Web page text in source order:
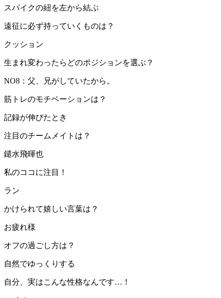
スパイクの紐を左から結ぶ
遠征に必ず持っていくものは？
クッション
生まれ変わったらどのポジションを選ぶ？
NO8：父、兄がしていたから。
筋トレのモチベーションは？
記録が伸びたとき
注目のチームメイトは？
鑓水飛暉也
私のココに注目！
ラン
かけられて嬉しい言葉は？
お疲れ様
オフの過ごし方は？
自然でゆっくりする
自分、実はこんな性格なんです…！